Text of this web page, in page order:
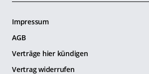
Impressum
AGB
Verträge hier kündigen
Vertrag widerrufen